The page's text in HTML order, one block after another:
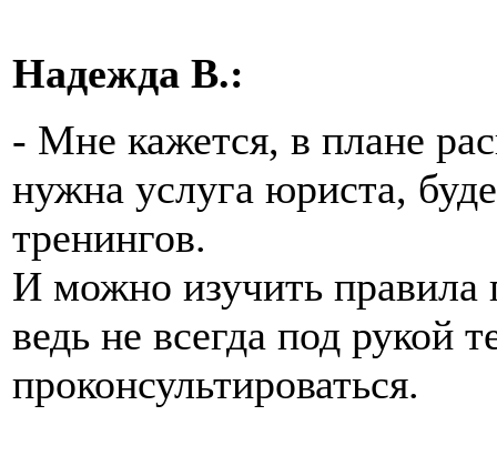
Надежда В.:
- Мне кажется, в плане
нужна услуга юриста,
тренингов.
И можно изучить правила
ведь не всегда под рукой
проконсультироваться.